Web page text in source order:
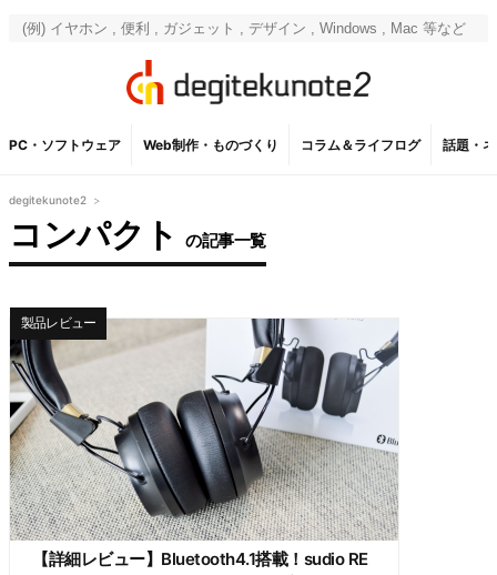
PC・ソフトウェア Web制作・ものづくり コラム＆ライフログ 話題・
degitekunote2 >
コンパクト の記事一覧
【詳細レビュー】Bluetooth4.1搭載！sudio RE
製品レビュー